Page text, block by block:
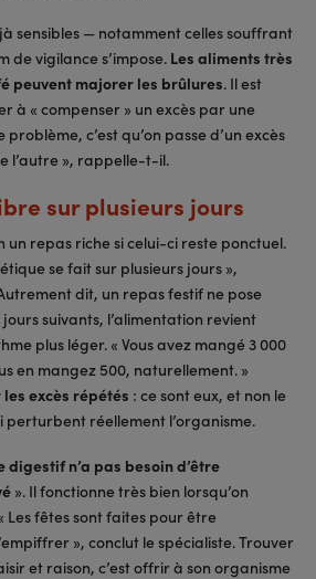
sensibles — notamment celles souffrant
de vigilance s’impose. Les aliments très
peuvent majorer les brûlures. Il est
à « compenser » un excès par une
c’est qu’on passe d’un excès
l’autre », rappelle-t-il.
sur plusieurs jours
un repas riche si celui-ci reste ponctuel.
se fait sur plusieurs jours »,
dit, un repas festif ne pose
suivants, l’alimentation revient
plus léger. « Vous avez mangé 3 000
en mangez 500, naturellement. »
les excès répétés : ce sont eux, et non le
perturbent réellement l’organisme.
digestif n’a pas besoin d’être
». Il fonctionne très bien lorsqu’on
Les fêtes sont faites pour être
», conclut le spécialiste. Trouver
et raison, c’est offrir à son organisme